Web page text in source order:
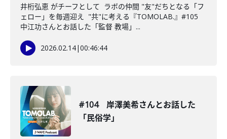
井桁弘恵 がチーフとして ラボの仲間 "友"だちとなる「フ
ェロー」を毎週迎え "共"に考える『TOMOLAB.』#105
中江功さんとお話した「監督 教場」...
2026.02.14|00:46:44
#104 岸澤美希さんとお話した
「民俗学」